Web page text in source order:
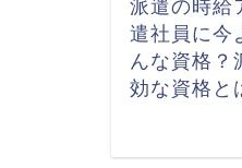
派遣の時給
遣社員に今
んな資格？
効な資格と